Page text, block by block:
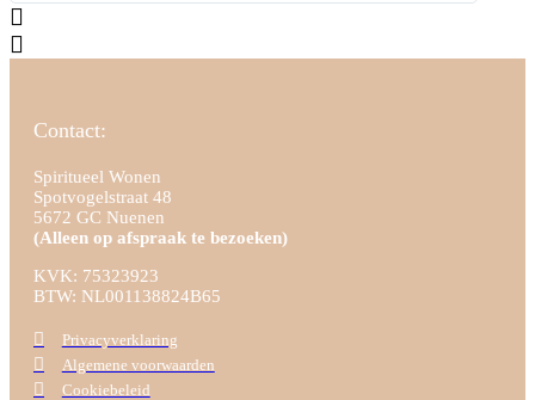
Contact:
Spiritueel Wonen
Spotvogelstraat 48
5672 GC Nuenen
(Alleen op afspraak te bezoeken)
KVK: 75323923
BTW: NL001138824B65
Privacyverklaring
Algemene voorwaarden
Cookiebeleid